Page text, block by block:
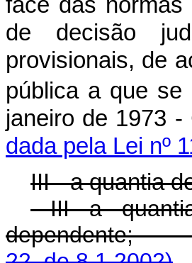
de decisão
provisionais, de
pública a que
janeiro de
dada pela Lei nº
III - a quantia
III a
dependente;